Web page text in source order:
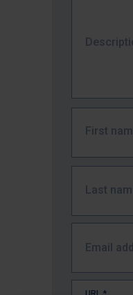
First
Last
Email